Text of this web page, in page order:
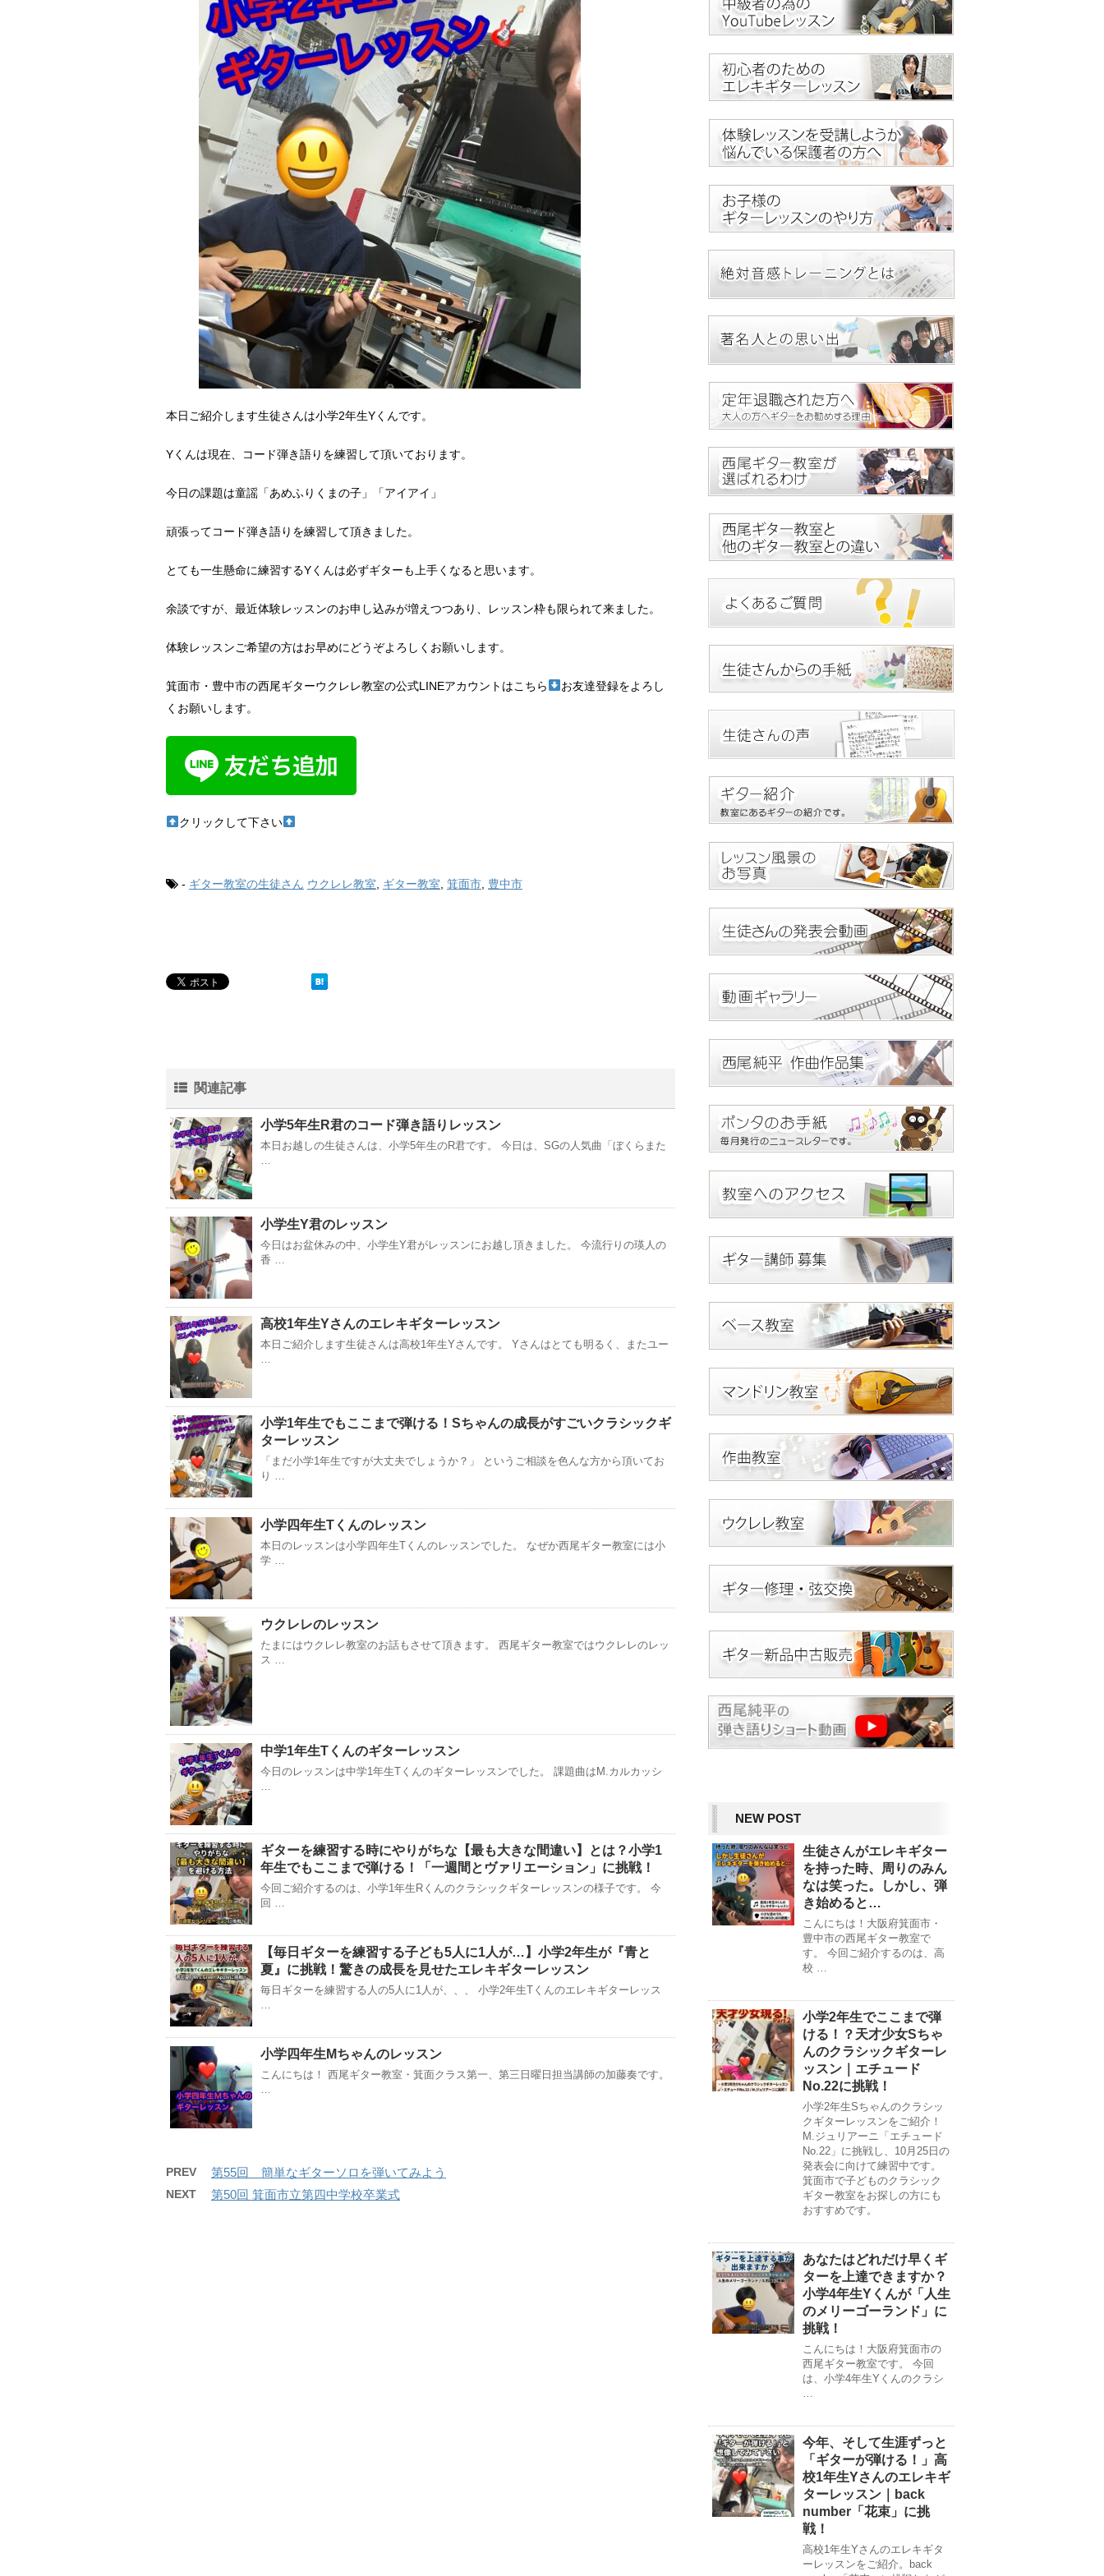
本日ご紹介します生徒さんは小学2年生Yくんです。
Yくんは現在、コード弾き語りを練習して頂いております。
今日の課題は童謡「あめふりくまの子」「アイアイ」
頑張ってコード弾き語りを練習して頂きました。
とても一生懸命に練習するYくんは必ずギターも上手くなると思います。
余談ですが、最近体験レッスンのお申し込みが増えつつあり、レッスン枠も限られて来ました。
体験レッスンご希望の方はお早めにどうぞよろしくお願いします。
箕面市・豊中市の西尾ギターウクレレ教室の公式LINEアカウントはこちら
お友達登録をよろし
くお願いします。
クリックして下さい
- ギター教室の生徒さん ウクレレ教室 ギター教室 箕面市 豊中市
関連記事
小学5年生R君のコード弾き語りレッスン
本日お越しの生徒さんは、小学5年生のR君です。 今日は、SGの人気曲「ぼくらまた
…
小学生Y君のレッスン
今日はお盆休みの中、小学生Y君がレッスンにお越し頂きました。 今流行りの瑛人の
香 …
高校1年生Yさんのエレキギターレッスン
本日ご紹介します生徒さんは高校1年生Yさんです。 Yさんはとても明るく、またユー
…
小学1年生でもここまで弾ける！Sちゃんの成長がすごいクラシックギ
ターレッスン
「まだ小学1年生ですが大丈夫でしょうか？」 というご相談を色んな方から頂いてお
り …
小学四年生Tくんのレッスン
本日のレッスンは小学四年生Tくんのレッスンでした。 なぜか西尾ギター教室には小
学 …
ウクレレのレッスン
たまにはウクレレ教室のお話もさせて頂きます。 西尾ギター教室ではウクレレのレッ
ス …
中学1年生Tくんのギターレッスン
今日のレッスンは中学1年生Tくんのギターレッスンでした。 課題曲はM.カルカッシ
…
ギターを練習する時にやりがちな【最も大きな間違い】とは？小学1
年生でもここまで弾ける！「一週間とヴァリエーション」に挑戦！
今回ご紹介するのは、小学1年生Rくんのクラシックギターレッスンの様子です。 今
回 …
【毎日ギターを練習する子ども5人に1人が…】小学2年生が『青と
夏』に挑戦！驚きの成長を見せたエレキギターレッスン
毎日ギターを練習する人の5人に1人が、、、 小学2年生Tくんのエレキギターレッス
…
小学四年生Mちゃんのレッスン
こんにちは！ 西尾ギター教室・箕面クラス第一、第三日曜日担当講師の加藤奏です。
…
PREV 第55回 簡単なギターソロを弾いてみよう
NEXT 第50回 箕面市立第四中学校卒業式
NEW POST
生徒さんがエレキギター
を持った時、周りのみん
なは笑った。しかし、弾
き始めると…
こんにちは！大阪府箕面市・
豊中市の西尾ギター教室で
す。 今回ご紹介するのは、高
校 …
小学2年生でここまで弾
ける！？天才少女Sちゃ
んのクラシックギターレ
ッスン｜エチュード
No.22に挑戦！
小学2年生Sちゃんのクラシッ
クギターレッスンをご紹介！
M.ジュリアーニ「エチュード
No.22」に挑戦し、10月25日の
発表会に向けて練習中です。
箕面市で子どものクラシック
ギター教室をお探しの方にも
おすすめです。
あなたはどれだけ早くギ
ターを上達できますか？
小学4年生Yくんが「人生
のメリーゴーランド」に
挑戦！
こんにちは！大阪府箕面市の
西尾ギター教室です。 今回
は、小学4年生Yくんのクラシ
…
今年、そして生涯ずっと
「ギターが弾ける！」高
校1年生Yさんのエレキギ
ターレッスン｜back
number「花束」に挑
戦！
高校1年生Yさんのエレキギタ
ーレッスンをご紹介。back